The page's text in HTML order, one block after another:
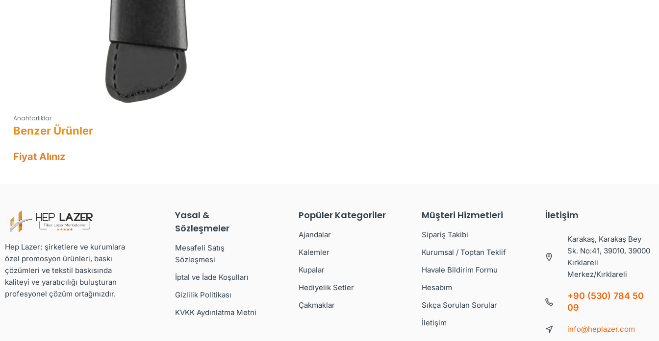
Anahtarlıklar
Fiyat Alınız
Hep Lazer; şirketlere ve kurumlara
özel promosyon ürünleri, baskı
çözümleri ve tekstil baskısında
kaliteyi ve yaratıcılığı buluşturan
profesyonel çözüm ortağınızdır.
Yasal &
Sözleşmeler
Mesafeli Satış
Sözleşmesi
İptal ve İade Koşulları
Gizlilik Politikası
KVKK Aydınlatma Metni
Popüler Kategoriler
Ajandalar
Kalemler
Kupalar
Hediyelik Setler
Çakmaklar
Müşteri Hizmetleri
Sipariş Takibi
Kurumsal / Toptan Teklif
Havale Bildirim Formu
Hesabım
Sıkça Sorulan Sorular
İletişim
İletişim
Karakaş, Karakaş Bey
Sk. No:41, 39010, 39000
Kırklareli
Merkez/Kırklareli
+90 (530) 784 50
09
info@heplazer.com